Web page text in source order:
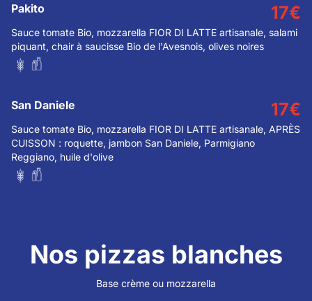
Pakito 17€
Sauce tomate Bio, mozzarella FIOR DI LATTE artisanale, salami
piquant, chair à saucisse Bio de l'Avesnois, olives noires
San Daniele 17€
Sauce tomate Bio, mozzarella FIOR DI LATTE artisanale, APRÈS
CUISSON : roquette, jambon San Daniele, Parmigiano
Reggiano, huile d'olive
Nos pizzas blanches
Base crème ou mozzarella